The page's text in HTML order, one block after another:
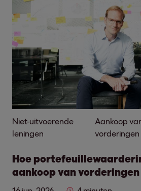
Niet-uitvoerende
leningen
Aankoop
vorderingen
Hoe
aankoop van vorderingen